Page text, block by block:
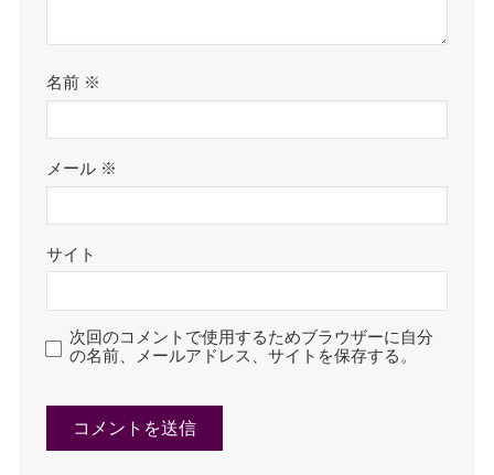
名前 ※
メール ※
サイト
次回のコメントで使用するためブラウザーに自分
の名前、メールアドレス、サイトを保存する。